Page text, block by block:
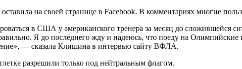
на своей странице в Facebook. В комментариях многие
в США у американского тренера за месяц до сложившейся
Я до последнего жду и надеюсь, что поеду на
— сказала Клишина в интервью сайту ВФЛА.
разрешили только под нейтральным флагом.